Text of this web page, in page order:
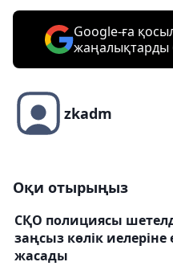
Google-ға
жаңалықтарды
zkadm
Оқи отырыңыз
СҚО полициясы
заңсыз көлік иелеріне
жасады